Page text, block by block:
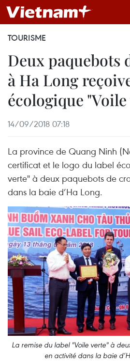
TOURISME
Deux paquebots
à Ha Long
écologique
14/09/2018 07:18
La province de Quang Ninh
certificat et le logo du label
verte" à deux paquebots de
dans la baie d’Ha Long.
La remise du label "Voile verte" à
en activité dans la baie